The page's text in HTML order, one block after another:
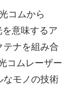
コムから
意味するア
テナを組み合
コムレーザー
なモノの技術